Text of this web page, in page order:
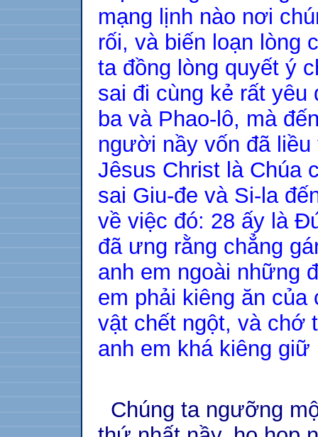
mạng lịnh nào nơi
rối, và biến loạn lòng
ta đồng lòng quyết ý
sai đi cùng kẻ rất yêu
ba và Phao-lô, mà
người nầy vốn đã
Jêsus Christ là Chúa
sai Giu-đe và Si-la
về việc đó: 28 ấy là
đã ưng rằng chẳng
anh em ngoài những
em phải kiêng ăn
vật chết ngột, và chớ
anh em khá kiêng
Chúng ta ngưỡng